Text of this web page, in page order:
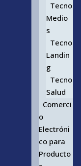
Tecno
Medio
s
Tecno
Landin
g
Tecno
Salud
Comerci
o
Electróni
co para
Producto